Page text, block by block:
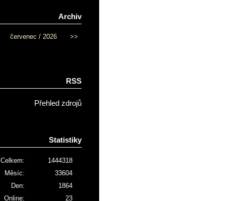
Archiv
červenec / 2026 >>
RSS
Přehled zdrojů
Statistiky
Online: 23
Celkem:
1444318
Měsíc:
33604
Den:
1864